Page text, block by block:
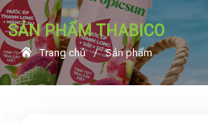
SẢN PHẨM THABICO
Trang chủ Sản phẩm